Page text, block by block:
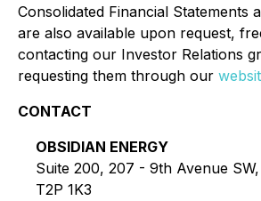
Consolidated Financial Statements
are also available upon request,
contacting our Investor Relations
requesting them through our
CONTACT
OBSIDIAN ENERGY
Suite 200, 207 - 9th Avenue
T2P 1K3